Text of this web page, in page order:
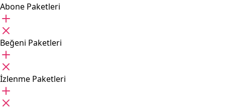
Abone Paketleri
Beğeni Paketleri
İzlenme Paketleri